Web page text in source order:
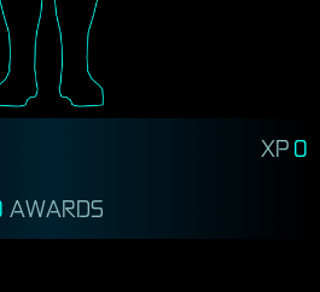
XP 0